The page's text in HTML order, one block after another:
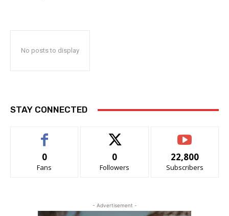
No posts to display
STAY CONNECTED
0
Fans
0
Followers
22,800
Subscribers
- Advertisement -